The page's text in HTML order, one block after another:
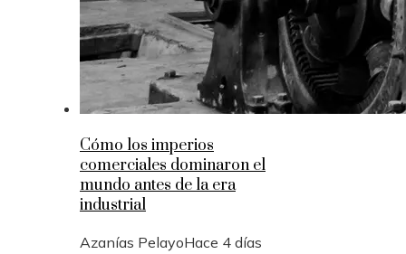
Cómo los imperios
comerciales dominaron el
mundo antes de la era
industrial
Azanías PelayoHace 4 días